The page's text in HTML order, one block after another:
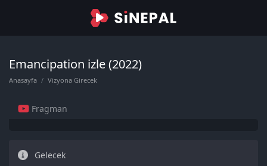
Emancipation izle (2022)
Anasayfa Vizyona Girecek
Fragman
Gelecek